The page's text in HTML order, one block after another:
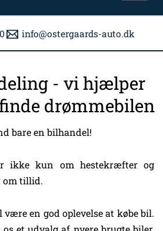
info@ostergaards-auto.dk
- vi hjælper
drømmebilen
bare en bilhandel!
ikke kun om hestekræfter og
om tillid.
en god oplevelse at købe bil.